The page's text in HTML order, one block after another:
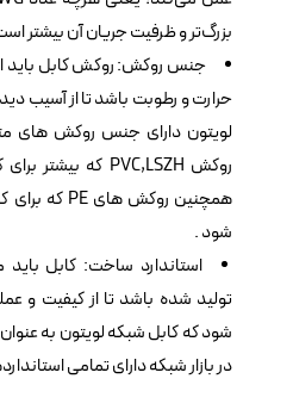
بزرگ‌تر و ظرفیت جریان آن بیشتر
جنس روکش: روکش کابل باید
حرارت و رطوبت باشد تا از آسیب
لویتون دارای جنس روکش های
شود .
استاندارد ساخت: کابل
تولید شده باشد تا از کیفیت و
شود که کابل شبکه لویتون به
در بازار شبکه دارای تمامی